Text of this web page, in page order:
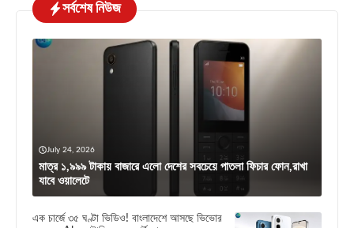
সর্বশেষ নিউজ
July 24, 2026
মাত্র ১,৯৯৯ টাকায় বাজারে এলো দেশের সবচেয়ে পাতলা ফিচার ফোন,রাখা
যাবে ওয়ালেটে
এক চার্জে ৩৫ ঘণ্টা ভিডিও! বাংলাদেশে আসছে ভিভোর